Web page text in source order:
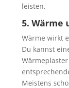
leisten.
5. Wärme
Wärme wirkt
Du kannst
Meistens